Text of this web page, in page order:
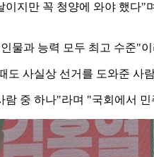
지만 꼭 청양에 와야 했다
물과 능력 모두 최고 수준
도 사실상 선거를 도와준
중 하나"라며 "국회에서